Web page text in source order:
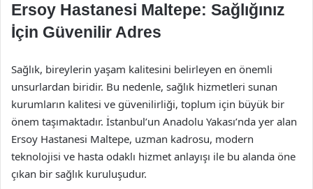
Ersoy Hastanesi Maltepe: Sağlığınız
İçin Güvenilir Adres
Sağlık, bireylerin yaşam kalitesini belirleyen en önemli
unsurlardan biridir. Bu nedenle, sağlık hizmetleri sunan
kurumların kalitesi ve güvenilirliği, toplum için büyük bir
önem taşımaktadır. İstanbul’un Anadolu Yakası’nda yer alan
Ersoy Hastanesi Maltepe, uzman kadrosu, modern
teknolojisi ve hasta odaklı hizmet anlayışı ile bu alanda öne
çıkan bir sağlık kuruluşudur.